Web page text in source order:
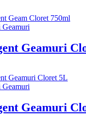
Geamuri
Geamuri
Geamuri
Geamuri